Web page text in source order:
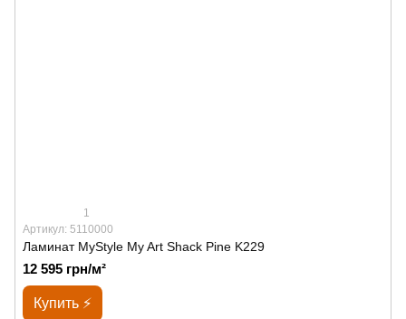
1
Артикул: 5110000
Ламинат MyStyle My Art Shack Pine K229
12 595 грн/м²
Купить ⚡